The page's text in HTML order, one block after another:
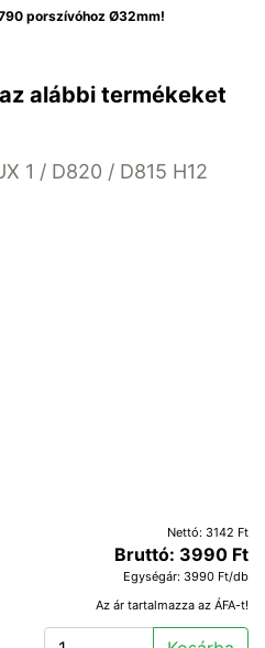
porszívóhoz Ø32mm!
alábbi termékeket
1 / D820 / D815 H12
Nettó: 3142 Ft
Bruttó: 3990 Ft
Egységár: 3990 Ft/db
Az ár tartalmazza az ÁFA-t!